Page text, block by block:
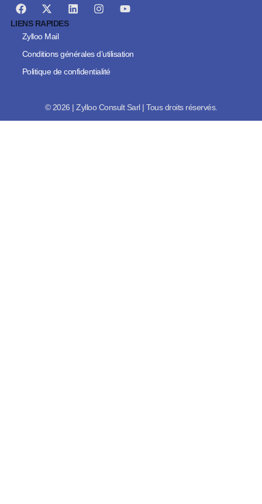
LIENS RAPIDES
Zylloo Mail
Conditions générales d’utilisation
Politique de confidentialité
© 2026 | Zylloo Consult Sarl | Tous droits réservés.